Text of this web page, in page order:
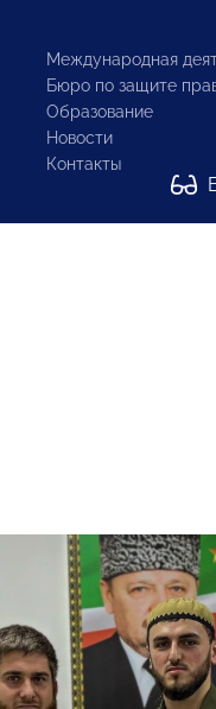
Международная
Бюро по защите
Образование
Новости
Контакты